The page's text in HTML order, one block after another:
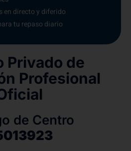
en directo y diferido
tu repaso diario
Privado de
Profesional
de Centro